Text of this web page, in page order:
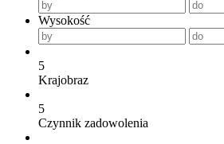
Wysokość
5
Krajobraz
5
Czynnik zadowolenia